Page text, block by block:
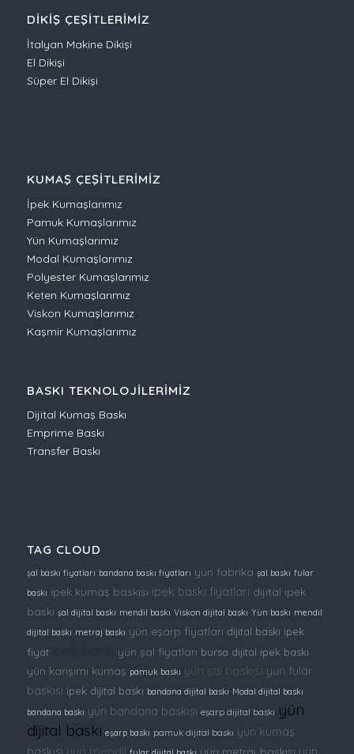
DIKIŞ ÇEŞITLERIMIZ
İtalyan Makine Dikişi
El Dikişi
Süper El Dikişi
KUMAŞ ÇEŞITLERIMIZ
İpek Kumaşlarımız
Pamuk Kumaşlarımız
Yün Kumaşlarımız
Modal Kumaşlarımız
Polyester Kumaşlarımız
Keten Kumaşlarımız
Viskon Kumaşlarımız
Kaşmir Kumaşlarımız
BASKI TEKNOLOJILERIMIZ
Dijital Kumaş Baskı
Emprime Baskı
Transfer Baskı
TAG CLOUD
şal baskı fiyatları bandana baskı fiyatları yün fabrika şal baskı fular
baskı ipek kumaş baskısı ipek baskı fiyatları dijital ipek
baskı şal dijital baskı mendil baskı Viskon dijital baskı Yün baskı mendil
dijital baskı metraj baskı yün eşarp fiyatları dijital baskı ipek
fiyat
yün şal fiyatları bursa dijital ipek baskı
yün karışımı kumaş pamuk baskı yün şal baskısı yün fular
baskısı ipek dijital baskı bandana dijital baskı Modal dijital baskı
bandana baskı yün bandana baskısı eşarp dijital baskı yün
dijital baskı eşarp baskı pamuk dijital baskı yün kumaş